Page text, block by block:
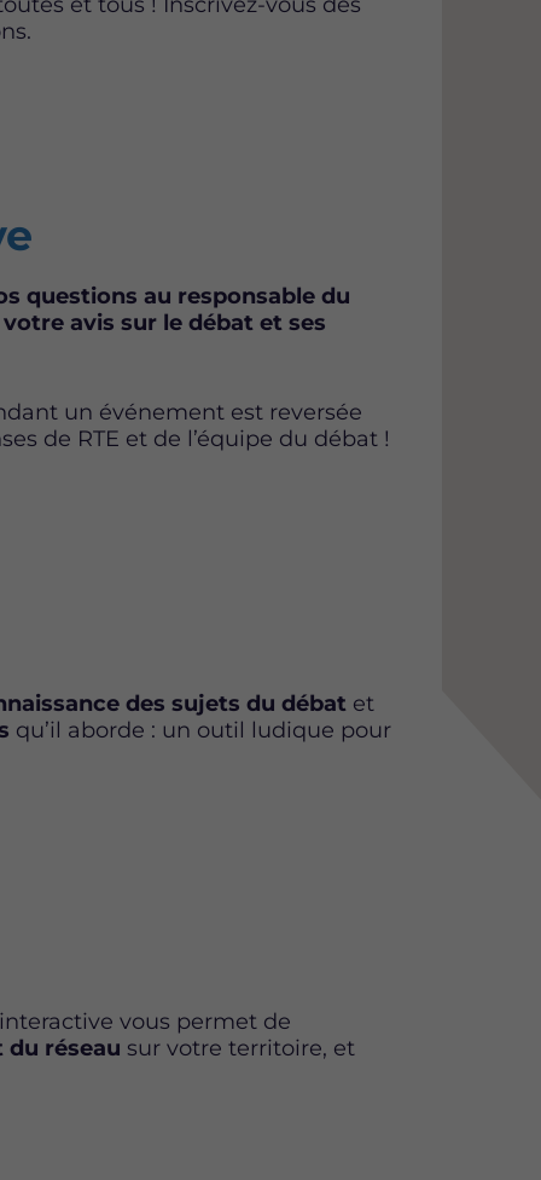
questions au responsable du
avis sur le débat et ses
un événement est reversée
de RTE et de l’équipe du débat !
des sujets du débat et
qu’il aborde : un outil ludique pour
vous permet de
réseau sur votre territoire, et